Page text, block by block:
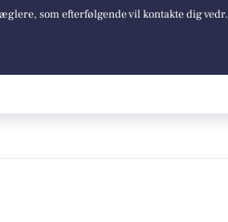
som efterfølgende vil kontakte dig vedr.